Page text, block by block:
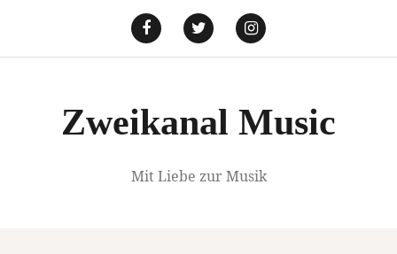
Inhalt
Zweikanal Music
Mit Liebe zur Musik